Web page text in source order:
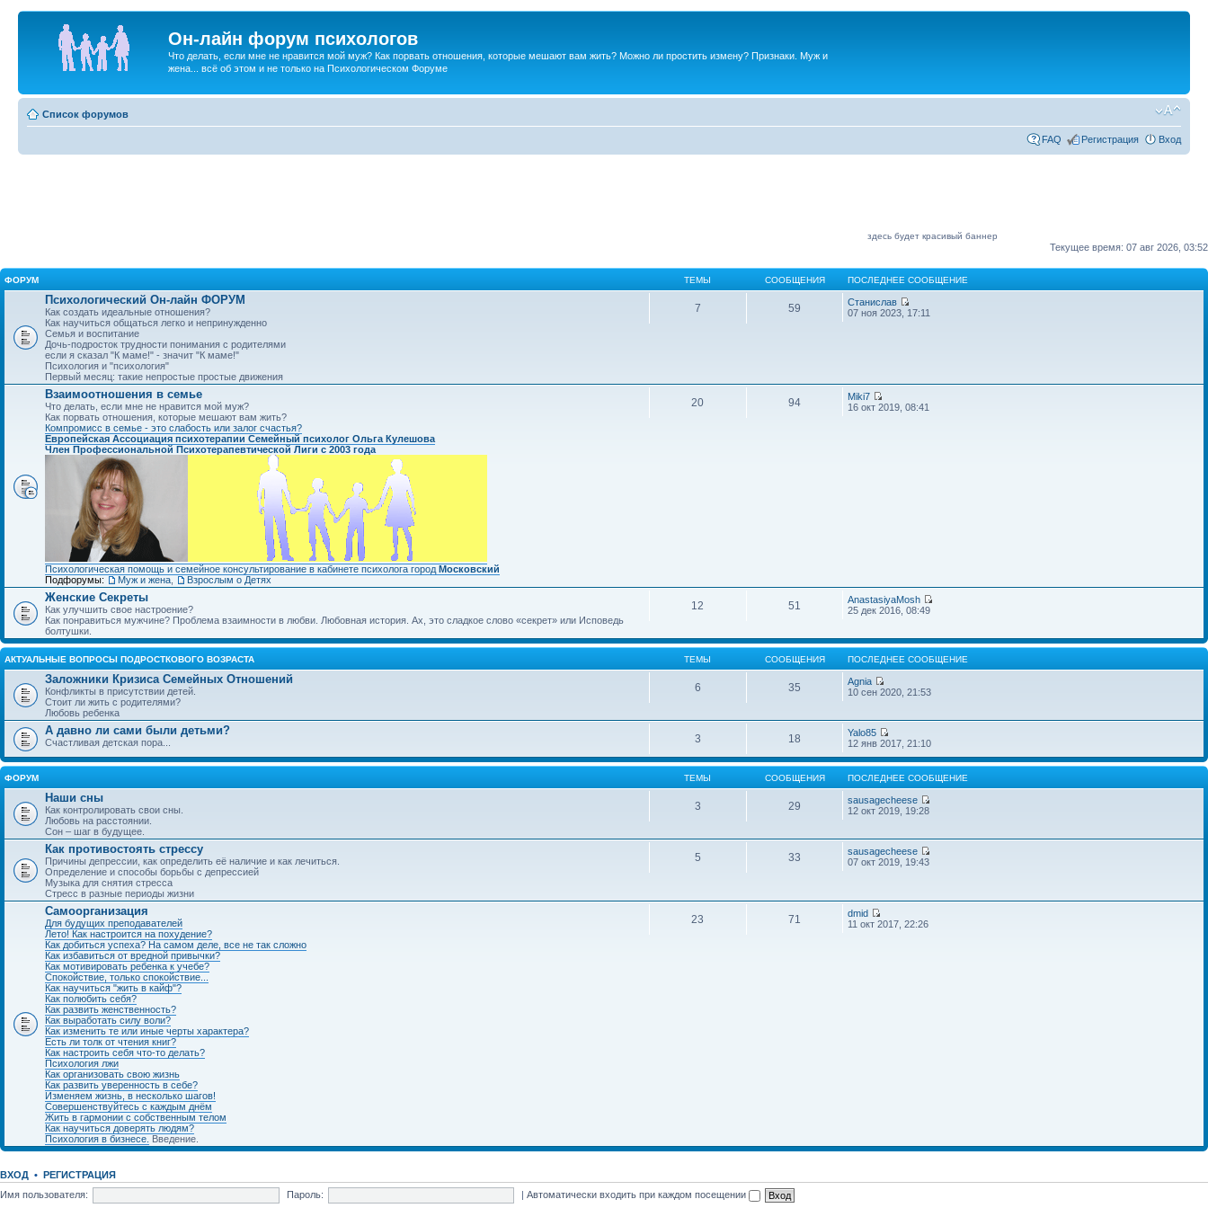
Он-лайн форум психологов
Что делать, если мне не нравится мой муж? Как порвать отношения, которые мешают вам жить? Можно ли простить измену? Признаки. Муж и
жена... всё об этом и не только на Психологическом Форуме
Список форумов
FAQ Регистрация Вход
здесь будет красивый баннер
Текущее время: 07 авг 2026, 03:52
ФОРУМ ТЕМЫ СООБЩЕНИЯ ПОСЛЕДНЕЕ СООБЩЕНИЕ
Психологический Он-лайн ФОРУМ
Как создать идеальные отношения?
Как научиться общаться легко и непринужденно
Семья и воспитание
Дочь-подросток трудности понимания с родителями
если я сказал "К маме!" - значит "К маме!"
Психология и "психология"
Первый месяц: такие непростые простые движения
7 59
Станислав
07 ноя 2023, 17:11
Взаимоотношения в семье
Что делать, если мне не нравится мой муж?
Как порвать отношения, которые мешают вам жить?
Компромисс в семье - это слабость или залог счастья?
Европейская Ассоциация психотерапии Семейный психолог Ольга Кулешова
Член Профессиональной Психотерапевтической Лиги с 2003 года
Психологическая помощь и семейное консультирование в кабинете психолога город Московский
Подфорумы:
Муж и жена Взрослым о Детях
20 94
Miki7
16 окт 2019, 08:41
Женские Секреты
Как улучшить свое настроение?
Как понравиться мужчине? Проблема взаимности в любви. Любовная история. Ах, это сладкое слово «секрет» или Исповедь
болтушки.
12 51
AnastasiyaMosh
25 дек 2016, 08:49
АКТУАЛЬНЫЕ ВОПРОСЫ ПОДРОСТКОВОГО ВОЗРАСТА ТЕМЫ СООБЩЕНИЯ ПОСЛЕДНЕЕ СООБЩЕНИЕ
Заложники Кризиса Семейных Отношений
Конфликты в присутствии детей.
Стоит ли жить с родителями?
Любовь ребенка
6 35
Agnia
10 сен 2020, 21:53
А давно ли сами были детьми?
Счастливая детская пора... 3 18
Yalo85
12 янв 2017, 21:10
ФОРУМ ТЕМЫ СООБЩЕНИЯ ПОСЛЕДНЕЕ СООБЩЕНИЕ
Наши сны
Как контролировать свои сны.
Любовь на расстоянии.
Сон – шаг в будущее.
3 29
sausagecheese
12 окт 2019, 19:28
Как противостоять стрессу
Причины депрессии, как определить её наличие и как лечиться.
Определение и способы борьбы с депрессией
Музыка для снятия стресса
Стресс в разные периоды жизни
5 33
sausagecheese
07 окт 2019, 19:43
Самоорганизация
Для будущих преподавателей
Лето! Как настроится на похудение?
Как добиться успеха? На самом деле, все не так сложно
Как избавиться от вредной привычки?
Как мотивировать ребенка к учебе?
Спокойствие, только спокойствие...
Как научиться "жить в кайф"?
Как полюбить себя?
Как развить женственность?
Как выработать силу воли?
Как изменить те или иные черты характера?
Есть ли толк от чтения книг?
Как настроить себя что-то делать?
Психология лжи
Как организовать свою жизнь
Как развить уверенность в себе?
Изменяем жизнь, в несколько шагов!
Совершенствуйтесь с каждым днём
Жить в гармонии с собственным телом
Как научиться доверять людям?
Психология в бизнесе. Введение.
23 71
dmid
11 окт 2017, 22:26
ВХОД • РЕГИСТРАЦИЯ
Имя пользователя:
Пароль: |Автоматически входить при каждом посещении